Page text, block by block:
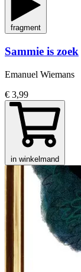
fragment
Sammie is zoek
Emanuel Wiemans
€ 3,99
in winkelmand